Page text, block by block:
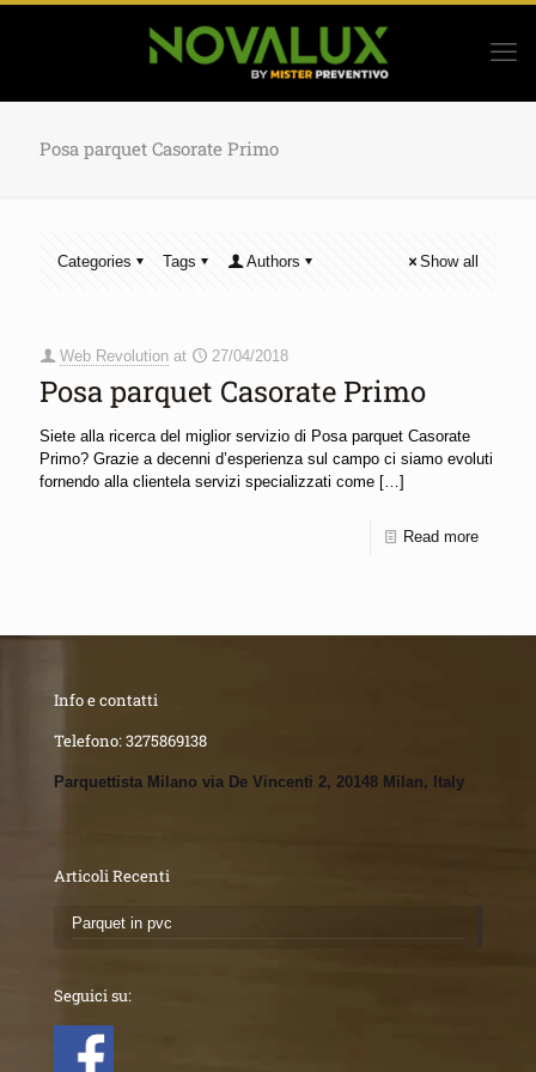
Posa parquet Casorate Primo
Categories Tags Authors Show all
Web Revolution at 27/04/2018
Posa parquet Casorate Primo
Siete alla ricerca del miglior servizio di Posa parquet Casorate
Primo? Grazie a decenni d’esperienza sul campo ci siamo evoluti
fornendo alla clientela servizi specializzati come […]
Read more
Info e contatti
Telefono:3275869138
Parquettista Milano via De Vincenti 2, 20148 Milan, Italy
Articoli Recenti
Parquet in pvc
Seguici su: